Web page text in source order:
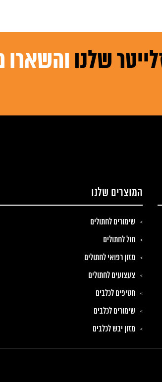
שלנו והשארו
המוצרים שלנו
שימורים לחתולים
חול לחתולים
מזון רפואי לחתולים
צעצועים לחתולים
חטיפים לכלבים
שימורים לכלבים
מזון יבש לכלבים